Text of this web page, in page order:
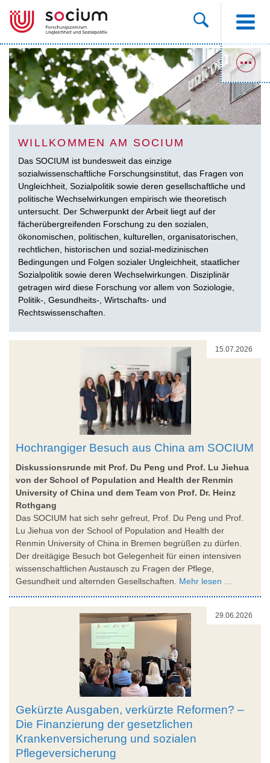
WILLKOMMEN AM SOCIUM
Das SOCIUM ist bundesweit das einzige
sozialwissenschaftliche Forschungsinstitut, das Fragen von
Ungleichheit, Sozialpolitik sowie deren gesellschaftliche und
politische Wechselwirkungen empirisch wie theoretisch
untersucht. Der Schwerpunkt der Arbeit liegt auf der
fächerübergreifenden Forschung zu den sozialen,
ökonomischen, politischen, kulturellen, organisatorischen,
rechtlichen, historischen und sozial-medizinischen
Bedingungen und Folgen sozialer Ungleichheit, staatlicher
Sozialpolitik sowie deren Wechselwirkungen. Disziplinär
getragen wird diese Forschung vor allem von Soziologie,
Politik-, Gesundheits-, Wirtschafts- und
Rechtswissenschaften.
15.07.2026
Hochrangiger Besuch aus China am SOCIUM
Diskussionsrunde mit Prof. Du Peng und Prof. Lu Jiehua
von der School of Population and Health der Renmin
University of China und dem Team von Prof. Dr. Heinz
Rothgang
Das SOCIUM hat sich sehr gefreut, Prof. Du Peng und Prof.
Lu Jiehua von der School of Population and Health der
Renmin University of China in Bremen begrüßen zu dürfen.
Der dreitägige Besuch bot Gelegenheit für einen intensiven
wissenschaftlichen Austausch zu Fragen der Pflege,
Gesundheit und alternden Gesellschaften. Mehr lesen ...
29.06.2026
Gekürzte Ausgaben, verkürzte Reformen? –
Die Finanzierung der gesetzlichen
Krankenversicherung und sozialen
Pflegeversicherung